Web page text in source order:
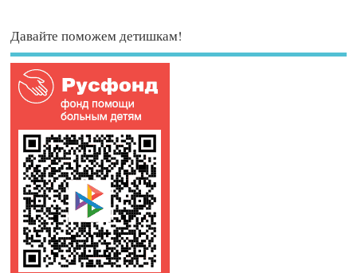
Давайте поможем детишкам!